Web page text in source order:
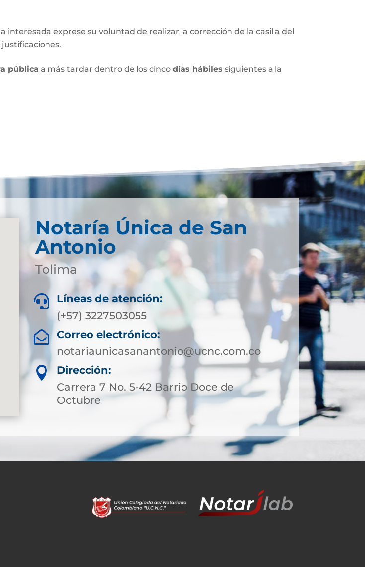
interesada exprese su voluntad de realizar la corrección de la casilla del
pública a más tardar dentro de los cincodías hábiles siguientes a la
Notaría Única de San
Antonio
Tolima

Líneas de atención:
(+57) 3227503055

Correo electrónico:
notariaunicasanantonio@ucnc.com.co

Dirección:
Carrera 7 No. 5-42 Barrio Doce de
Octubre